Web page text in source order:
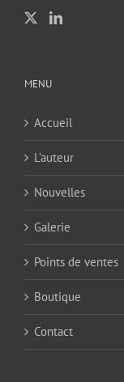
MENU
Accueil
L’auteur
Nouvelles
Galerie
Points de ventes
Boutique
Contact